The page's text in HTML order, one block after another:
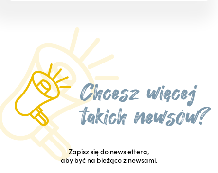
Zapisz się do newslettera,
aby być na bieżąco z newsami.